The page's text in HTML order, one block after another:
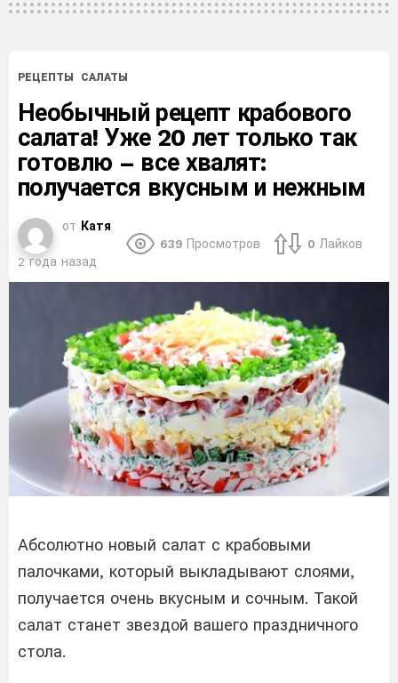
РЕЦЕПТЫ САЛАТЫ
Необычный рецепт крабового
салата! Уже 20 лет только так
готовлю – все хвалят:
получается вкусным и нежным
от Катя
2 года назад
639 Просмотров 0 Лайков
Абсолютно новый салат с крабовыми
палочками, который выкладывают слоями,
получается очень вкусным и сочным. Такой
салат станет звездой вашего праздничного
стола.